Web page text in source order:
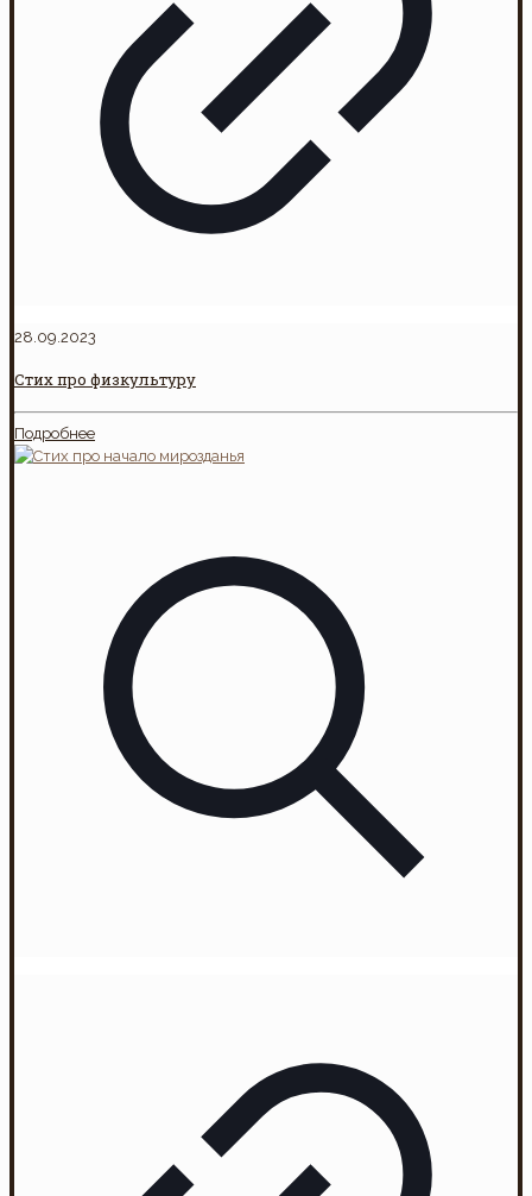
28.09.2023
Стих про физкультуру
Подробнее